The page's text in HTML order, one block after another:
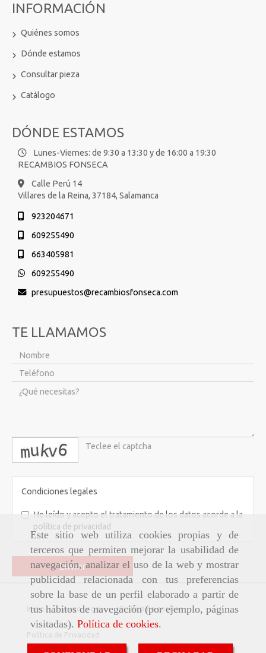
Este sitio web utiliza cookies propias y de
terceros que permiten mejorar la usabilidad de
navegación, analizar el uso de la web y mostrar
publicidad relacionada con tus preferencias
sobre la base de un perfil elaborado a partir de
tus hábitos de navegación (por ejemplo, páginas
visitadas). Política de cookies.
INFORMACIÓN
Quiénes somos
Dónde estamos
Consultar pieza
Catálogo
DÓNDE ESTAMOS
Lunes-Viernes: de 9:30 a 13:30 y de 16:00 a 19:30
RECAMBIOS FONSECA
Calle Perú 14
Villares de la Reina, 37184, Salamanca
923204671
609255490
663405981
609255490
presupuestos
recambiosfonseca.com
TE LLAMAMOS
captcha
Condiciones legales
He leído y acepto el tratamiento de los datos acorde a la
política de privacidad
Enviar
Inicio Aviso Legal Política de cookies
Política de Privacidad